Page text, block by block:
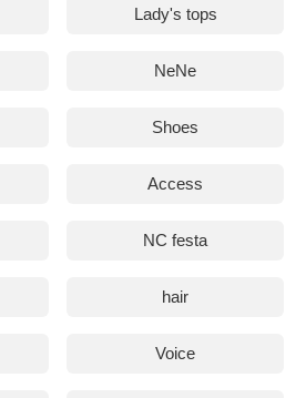
Lady's tops
NeNe
Shoes
Access
NC festa
hair
Voice